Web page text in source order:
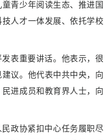
青少年阅读生态、推进国
人才一体发展、依托学校
表重要讲话。他表示，很
议。他代表中共中央，向
进成员和教育界人士，向
政协紧扣中心任务履职尽